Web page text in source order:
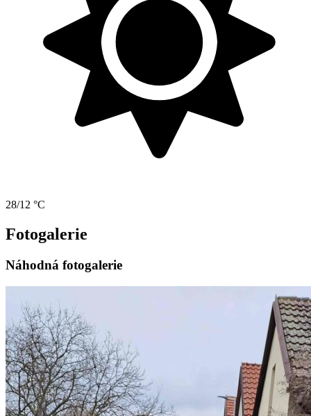
28/12 °C
Fotogalerie
Náhodná fotogalerie